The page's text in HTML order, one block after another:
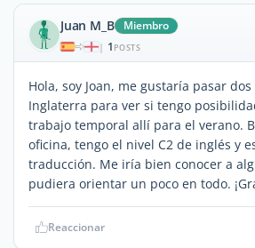
Juan M_B Miembro
| 1 POSTS
Hola, soy Joan, me gustaría pasar
Inglaterra para ver si tengo
trabajo temporal allí para el verano.
oficina, tengo el nivel C2 de inglés y
traducción. Me iría bien conocer a
pudiera orientar un poco en todo.
Reaccionar